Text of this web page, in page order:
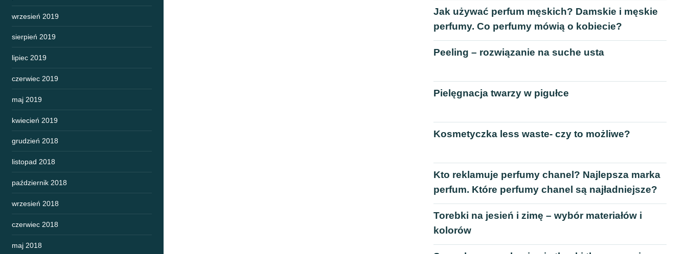
wrzesień 2019
sierpień 2019
lipiec 2019
czerwiec 2019
maj 2019
kwiecień 2019
grudzień 2018
listopad 2018
październik 2018
wrzesień 2018
czerwiec 2018
maj 2018
Jak używać perfum męskich? Damskie i męskie
perfumy. Co perfumy mówią o kobiecie?
Peeling – rozwiązanie na suche usta
Pielęgnacja twarzy w pigułce
Kosmetyczka less waste- czy to możliwe?
Kto reklamuje perfumy chanel? Najlepsza marka
perfum. Które perfumy chanel są najładniejsze?
Torebki na jesień i zimę – wybór materiałów i
kolorów